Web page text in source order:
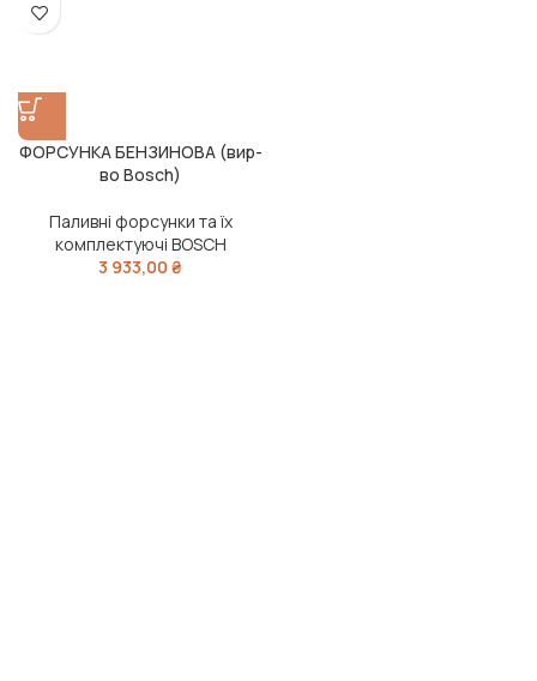
ФОРСУНКА БЕНЗИНОВА (вир-
во Bosch)
Паливні форсунки та їх
комплектуючі BOSCH
3 933,00 ₴